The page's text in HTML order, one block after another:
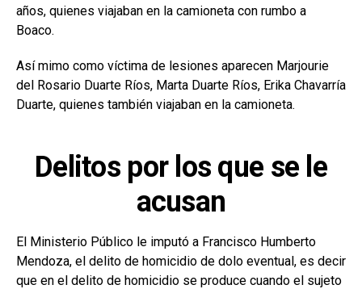
años, quienes viajaban en la camioneta con rumbo a
Boaco.
Así mimo como víctima de lesiones aparecen Marjourie
del Rosario Duarte Ríos, Marta Duarte Ríos, Erika Chavarría
Duarte, quienes también viajaban en la camioneta.
Delitos por los que se le
acusan
El Ministerio Público le imputó a Francisco Humberto
Mendoza, el delito de homicidio de dolo eventual, es decir
que en el delito de homicidio se produce cuando el sujeto